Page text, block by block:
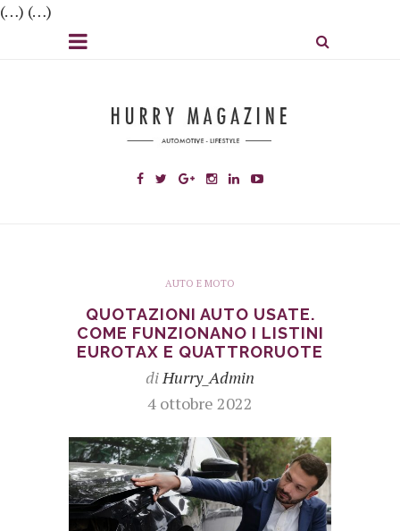
(…) (…)
AUTO E MOTO
QUOTAZIONI AUTO USATE.
COME FUNZIONANO I LISTINI
EUROTAX E QUATTRORUOTE
diHurry_Admin
4 ottobre 2022